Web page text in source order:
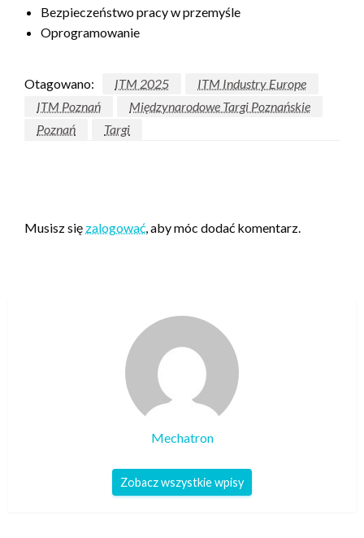
Bezpieczeństwo pracy w przemyśle
Oprogramowanie
Otagowano: ITM 2025
ITM Industry Europe
ITM Poznań
Międzynarodowe Targi Poznańskie
Poznań
Targi
Musisz się zalogować, aby móc dodać komentarz.
Mechatron
Zobacz wszystkie wpisy